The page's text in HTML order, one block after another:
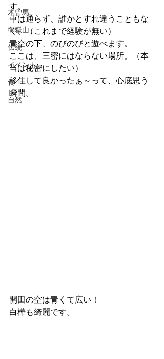
木曽馬
御嶽山
伝統
イベント
食
自然
す。
車は通らず、誰かとすれ違うこともな
く、（これまで経験が無い）
青空の下、のびのびと遊べます。
ここは、三密にはならない場所。（本
当は秘密にしたい）
移住して良かったぁ～って、心底思う
瞬間。
開田の空は青くて広い！
白樺も綺麗です。